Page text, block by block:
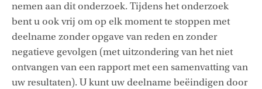
nemen aan dit onderzoek. Tijdens het onderzoek
bent u ook vrij om op elk moment te stoppen met
deelname zonder opgave van reden en zonder
negatieve gevolgen (met uitzondering van het niet
ontvangen van een rapport met een samenvatting van
uw resultaten). U kunt uw deelname beëindigen door